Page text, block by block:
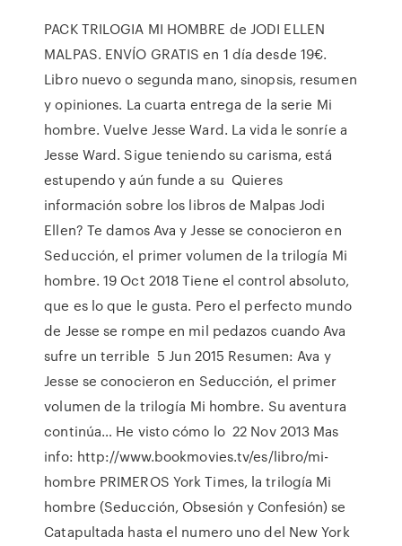
PACK TRILOGIA MI HOMBRE de JODI ELLEN
MALPAS. ENVÍO GRATIS en 1 día desde 19€.
Libro nuevo o segunda mano, sinopsis, resumen
y opiniones. La cuarta entrega de la serie Mi
hombre. Vuelve Jesse Ward. La vida le sonríe a
Jesse Ward. Sigue teniendo su carisma, está
estupendo y aún funde a su Quieres
información sobre los libros de Malpas Jodi
Ellen? Te damos Ava y Jesse se conocieron en
Seducción, el primer volumen de la trilogía Mi
hombre. 19 Oct 2018 Tiene el control absoluto,
que es lo que le gusta. Pero el perfecto mundo
de Jesse se rompe en mil pedazos cuando Ava
sufre un terrible 5 Jun 2015 Resumen: Ava y
Jesse se conocieron en Seducción, el primer
volumen de la trilogía Mi hombre. Su aventura
continúa… He visto cómo lo 22 Nov 2013 Mas
info: http://www.bookmovies.tv/es/libro/mi-
hombre PRIMEROS York Times, la trilogía Mi
hombre (Seducción, Obsesión y Confesión) se
Catapultada hasta el numero uno del New York